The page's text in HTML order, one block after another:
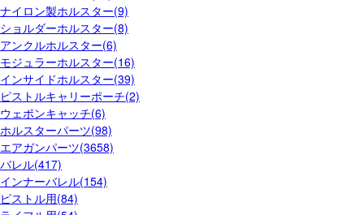
ナイロン製ホルスター(9)
ショルダーホルスター(8)
アンクルホルスター(6)
モジュラーホルスター(16)
インサイドホルスター(39)
ピストルキャリーポーチ(2)
ウェポンキャッチ(6)
ホルスターパーツ(98)
エアガンパーツ(3658)
バレル(417)
インナーバレル(154)
ピストル用(84)